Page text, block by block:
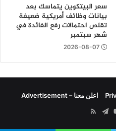
سعر البيتكوين يتماسك بعد
بيانات وظائف أمريكية ضعيفة
تقلص احتمالات رفع الفائدة في
شهر سبتمبر
2026-08-07
اعلن معنا – Advertisement